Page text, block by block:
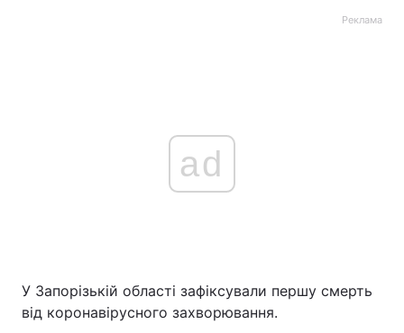
Реклама
ad
У Запорізькій області зафіксували першу смерть
від коронавірусного захворювання.